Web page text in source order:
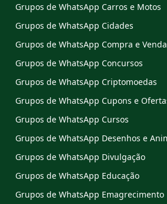
Grupos de WhatsApp Carros e Motos
Grupos de WhatsApp Cidades
Grupos de WhatsApp Compra e Venda
Grupos de WhatsApp Concursos
Grupos de WhatsApp Criptomoedas
Grupos de WhatsApp Cupons e
Grupos de WhatsApp Cursos
Grupos de WhatsApp Desenhos e
Grupos de WhatsApp Divulgação
Grupos de WhatsApp Educação
Grupos de WhatsApp Emagrecimento